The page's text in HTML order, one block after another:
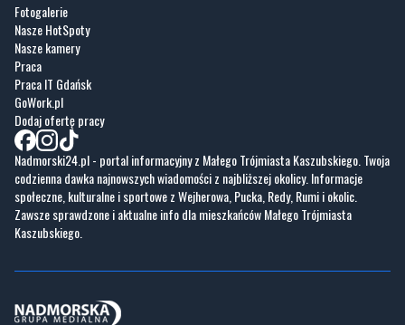
Fotogalerie
Nasze HotSpoty
Nasze kamery
Praca
Praca IT Gdańsk
GoWork.pl
Dodaj ofertę pracy
Nadmorski24.pl - portal informacyjny z Małego Trójmiasta Kaszubskiego. Twoja
codzienna dawka najnowszych wiadomości z najbliższej okolicy. Informacje
społeczne, kulturalne i sportowe z Wejherowa, Pucka, Redy, Rumi i okolic.
Zawsze sprawdzone i aktualne info dla mieszkańców Małego Trójmiasta
Kaszubskiego.